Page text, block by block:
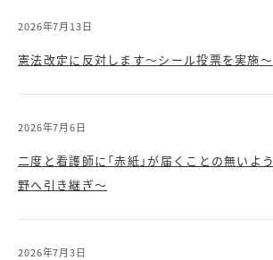
2026年7月13日
憲法改定に反対します～シール投票を実施～
2026年7月6日
二度と看護師に「赤紙」が届くことの無いよ
野へ引き継ぎ～
2026年7月3日